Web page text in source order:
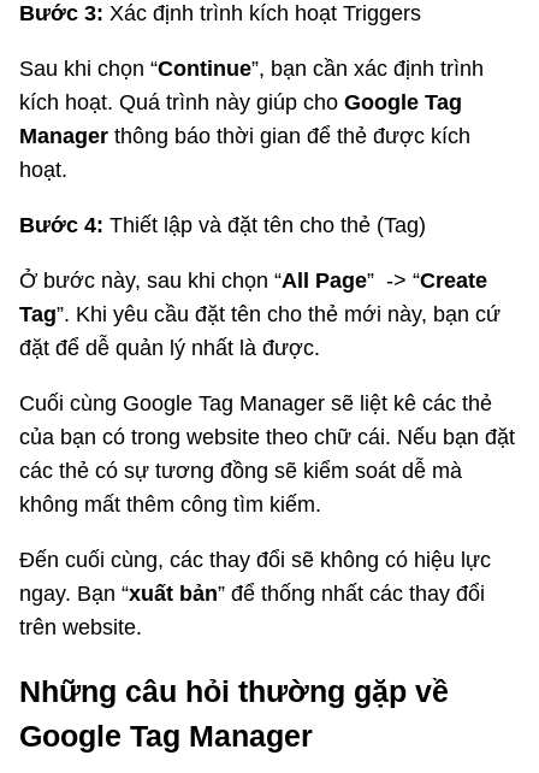
Bước 3: Xác định trình kích hoạt Triggers
Sau khi chọn “Continue”, bạn cần xác định trình
kích hoạt. Quá trình này giúp cho Google Tag
Manager thông báo thời gian để thẻ được kích
hoạt.
Bước 4: Thiết lập và đặt tên cho thẻ (Tag)
Ở bước này, sau khi chọn “All Page” -> “Create
Tag”. Khi yêu cầu đặt tên cho thẻ mới này, bạn cứ
đặt để dễ quản lý nhất là được.
Cuối cùng Google Tag Manager sẽ liệt kê các thẻ
của bạn có trong website theo chữ cái. Nếu bạn đặt
các thẻ có sự tương đồng sẽ kiểm soát dễ mà
không mất thêm công tìm kiếm.
Đến cuối cùng, các thay đổi sẽ không có hiệu lực
ngay. Bạn “xuất bản” để thống nhất các thay đổi
trên website.
Những câu hỏi thường gặp về
Google Tag Manager